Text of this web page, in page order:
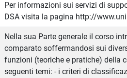
Per informazioni sui servizi di
DSA visita la pagina http://
Nella sua Parte generale il corso
comparato soffermandosi sui
funzioni (teoriche e pratiche) della
seguenti temi: - i criteri di